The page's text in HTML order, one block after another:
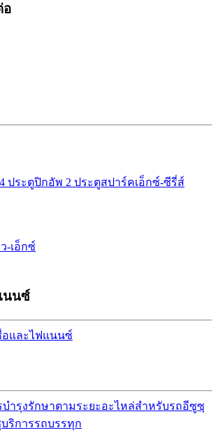
อ
ประตูปิกอัพ 2 ประตูสปาร์คเอ็กซ์-ซีรี่ส์
-เอ็กซ์
นนซ์
อและไฟแนนซ์
บำรุงรักษาตามระยะอะไหล่สำหรับรถอีซูซุ
บริการรถบรรทุก